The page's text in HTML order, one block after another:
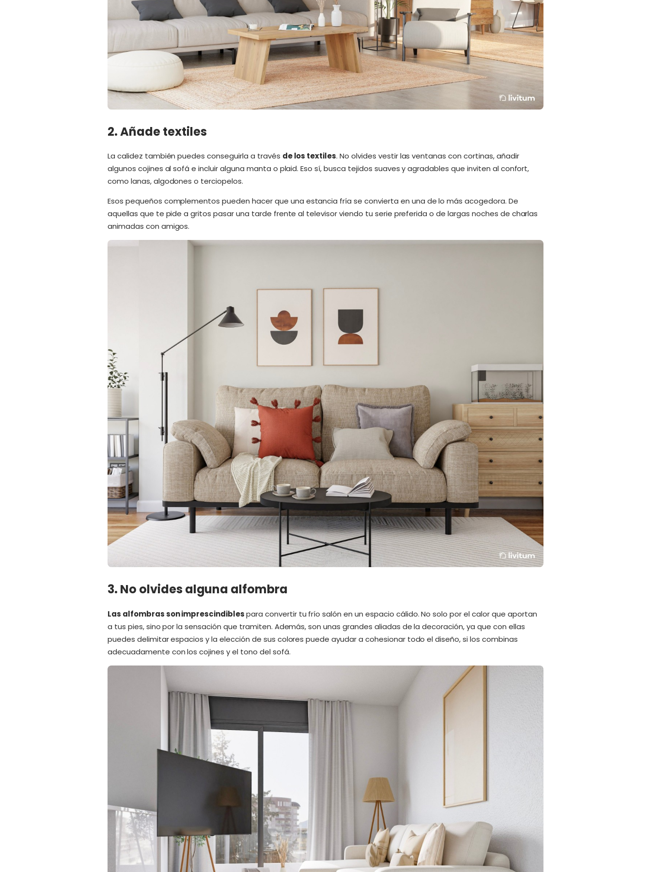
2. Añade textiles
La calidez también puedes conseguirla a través de los textiles. No olvides vestir las ventanas con cortinas, añadir
algunos cojines al sofá e incluir alguna manta o plaid. Eso sí, busca tejidos suaves y agradables que inviten al confort,
como lanas, algodones o terciopelos.
Esos pequeños complementos pueden hacer que una estancia fría se convierta en una de lo más acogedora. De
aquellas que te pide a gritos pasar una tarde frente al televisor viendo tu serie preferida o de largas noches de charlas
animadas con amigos.
3. No olvides alguna alfombra
Las alfombras son imprescindiblespara convertir tu frío salón en un espacio cálido. No solo por el calor que aportan
a tus pies, sino por la sensación que tramiten. Además, son unas grandes aliadas de la decoración, ya que con ellas
puedes delimitar espacios y la elección de sus colores puede ayudar a cohesionar todo el diseño, si los combinas
adecuadamente con los cojines y el tono del sofá.